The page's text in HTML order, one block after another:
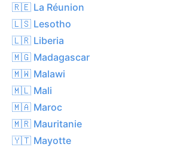
🇷🇪 La Réunion
🇱🇸 Lesotho
🇱🇷 Liberia
🇲🇬 Madagascar
🇲🇼 Malawi
🇲🇱 Mali
🇲🇦 Maroc
🇲🇷 Mauritanie
🇾🇹 Mayotte